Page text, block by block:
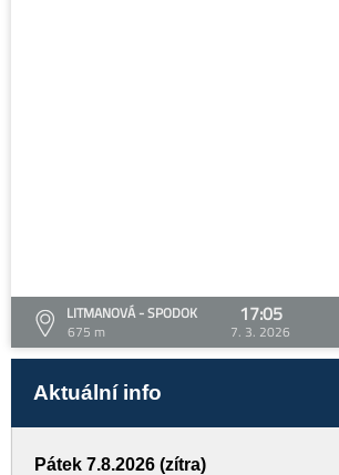
LITMANOVÁ - SPODOK
675 m
17:05
7. 3. 2026
Aktuální info
Pátek 7.8.2026 (zítra)